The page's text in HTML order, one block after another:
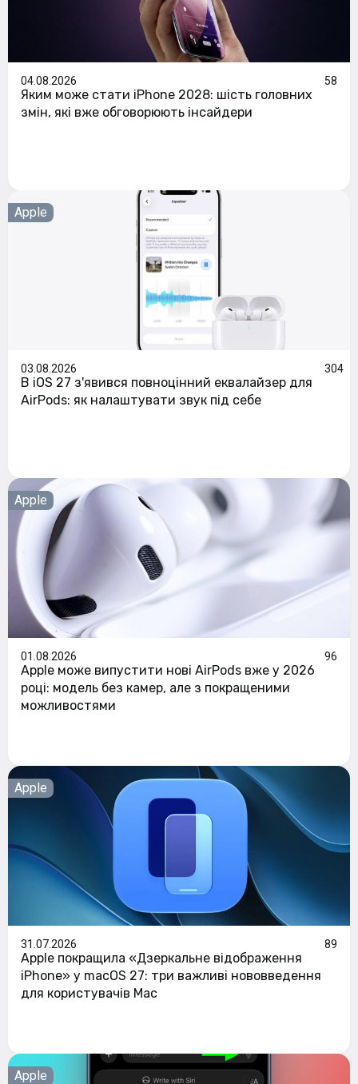
04.08.2026 58
Яким може стати iPhone 2028: шість головних
змін, які вже обговорюють інсайдери
Apple
03.08.2026 304
В iOS 27 з'явився повноцінний еквалайзер для
AirPods: як налаштувати звук під себе
Apple
01.08.2026 96
Apple може випустити нові AirPods вже у 2026
році: модель без камер, але з покращеними
можливостями
Apple
31.07.2026 89
Apple покращила «Дзеркальне відображення
iPhone» у macOS 27: три важливі нововведення
для користувачів Mac
Apple